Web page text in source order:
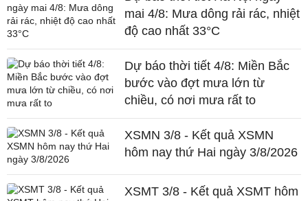
mai 4/8: Mưa dông rải rác, nhiệt
độ cao nhất 33°C
Dự báo thời tiết 4/8: Miền Bắc
bước vào đợt mưa lớn từ
chiều, có nơi mưa rất to
XSMN 3/8 - Kết quả XSMN
hôm nay thứ Hai ngày 3/8/2026
XSMT 3/8 - Kết quả XSMT hôm